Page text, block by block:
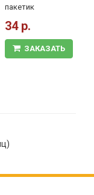
пакетик
34 р.
ЗАКАЗАТЬ